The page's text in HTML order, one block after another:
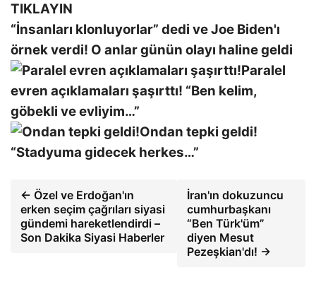
TIKLAYIN
“İnsanları klonluyorlar” dedi ve Joe Biden'ı
örnek verdi! O anlar günün olayı haline geldi
Paralel
evren açıklamaları şaşırttı! “Ben kelim,
göbekli ve evliyim…”
Ondan tepki geldi!
“Stadyuma gidecek herkes…”
← Özel ve Erdoğan'ın
erken seçim çağrıları siyasi
gündemi hareketlendirdi –
Son Dakika Siyasi Haberler
İran'ın dokuzuncu
cumhurbaşkanı
“Ben Türk'üm”
diyen Mesut
Pezeşkian'dı! →